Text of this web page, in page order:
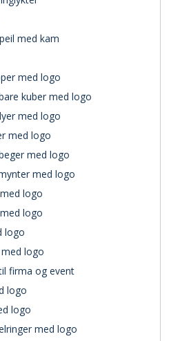
med kam
med logo
kuber med logo
med logo
med logo
med logo
med logo
logo
logo
logo
logo
firma og event
logo
logo
med logo